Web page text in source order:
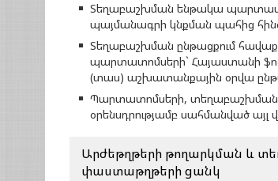
Տեղաբաշխման ենթակա
պայմանագրի կնքման պահից
Տեղաբաշխման ընթացքում
պարտատոմսերի` Հայաստանի
(տաս) աշխատանքային օրվա
Պարտատոմսերի, տեղաբաշխման
օրենսդրությամբ սահմանված այլ
Արժեթղթերի թողարկման և
փաստաթղթերի ցանկ